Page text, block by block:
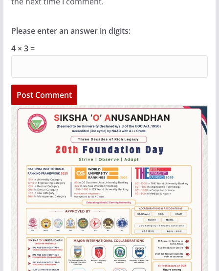
Please enter an answer in digits:
4 × 3 =